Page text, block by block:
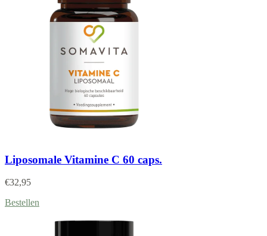
Liposomale Vitamine C 60 caps.
€32,95
Bestellen